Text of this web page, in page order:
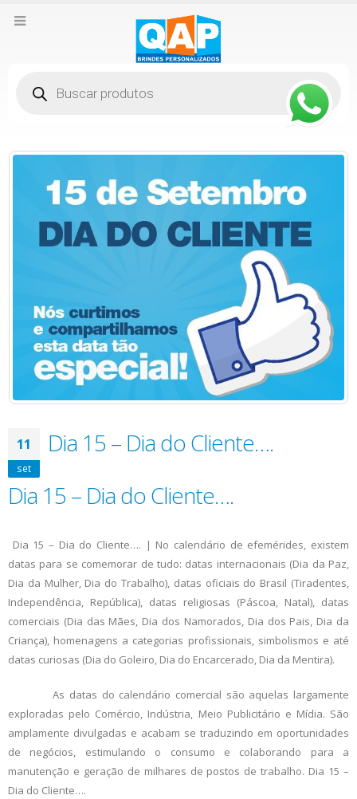
produtos
11
set
Dia 15 – Dia do Cliente….
Dia 15 – Dia do Cliente….
Dia 15 – Dia do Cliente…. | No calendário de efemérides, existem
datas para se comemorar de tudo: datas internacionais (Dia da Paz,
Dia da Mulher, Dia do Trabalho), datas oficiais do Brasil (Tiradentes,
Independência, República), datas religiosas (Páscoa, Natal), datas
comerciais (Dia das Mães, Dia dos Namorados, Dia dos Pais, Dia da
Criança), homenagens a categorias profissionais, simbolismos e até
datas curiosas (Dia do Goleiro, Dia do Encarcerado, Dia da Mentira).
As datas do calendário comercial são aquelas largamente
exploradas pelo Comércio, Indústria, Meio Publicitário e Mídia. São
amplamente divulgadas e acabam se traduzindo em oportunidades
de negócios, estimulando o consumo e colaborando para a
manutenção e geração de milhares de postos de trabalho. Dia 15 –
Dia do Cliente….